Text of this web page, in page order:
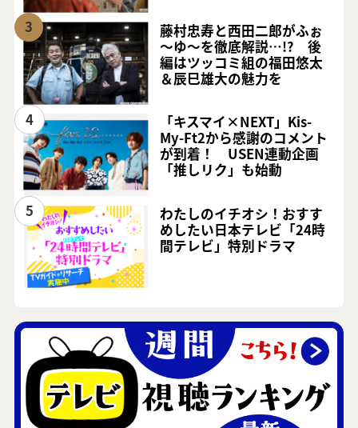
3
藤村忠寿と西田二郎がふぉ
～ゆ～を徹底解説…!? 後
編はツッコミ組の福田悠太
＆辰巳雄大の魅力を
4
「キスマイ×NEXT」Kis-
My-Ft2から感謝のコメント
が到着！ USEN連動企画
「推しリク」も始動
5
わたしのイチオシ！おすす
めしたい日本テレビ「24時
間テレビ」特別ドラマ